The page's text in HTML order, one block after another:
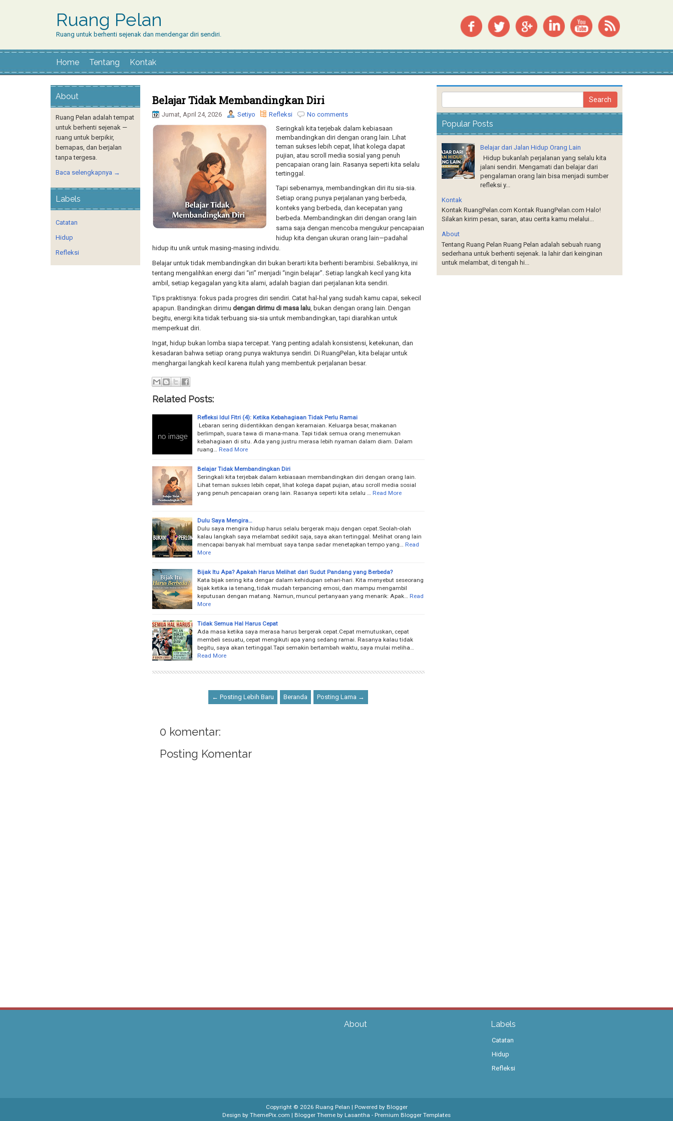
Ruang Pelan
Ruang untuk berhenti sejenak dan mendengar diri sendiri.
Home Tentang Kontak
Belajar Tidak Membandingkan Diri
Jumat, April 24, 2026 Setiyo Refleksi
No comments
Seringkali kita terjebak dalam kebiasaan
membandingkan diri dengan orang lain. Lihat
teman sukses lebih cepat, lihat kolega dapat
pujian, atau scroll media sosial yang penuh
pencapaian orang lain. Rasanya seperti kita selalu
tertinggal.
Tapi sebenarnya, membandingkan diri itu sia-sia.
Setiap orang punya perjalanan yang berbeda,
konteks yang berbeda, dan kecepatan yang
berbeda. Membandingkan diri dengan orang lain
sama saja dengan mencoba mengukur pencapaian
hidup kita dengan ukuran orang lain—padahal
hidup itu unik untuk masing-masing individu.
Belajar untuk tidak membandingkan diri bukan berarti kita berhenti berambisi. Sebaliknya, ini
tentang mengalihkan energi dari “iri” menjadi “ingin belajar”. Setiap langkah kecil yang kita
ambil, setiap kegagalan yang kita alami, adalah bagian dari perjalanan kita sendiri.
Tips praktisnya: fokus pada progres diri sendiri. Catat hal-hal yang sudah kamu capai, sekecil
apapun. Bandingkan dirimu dengan dirimu di masa lalu, bukan dengan orang lain. Dengan
begitu, energi kita tidak terbuang sia-sia untuk membandingkan, tapi diarahkan untuk
memperkuat diri.
Ingat, hidup bukan lomba siapa tercepat. Yang penting adalah konsistensi, ketekunan, dan
kesadaran bahwa setiap orang punya waktunya sendiri. Di RuangPelan, kita belajar untuk
menghargai langkah kecil karena itulah yang membentuk perjalanan besar.
Related Posts:
Refleksi Idul Fitri (4): Ketika Kebahagiaan Tidak Perlu Ramai
Lebaran sering diidentikkan dengan keramaian. Keluarga besar, makanan
berlimpah, suara tawa di mana-mana. Tapi tidak semua orang menemukan
kebahagiaan di situ. Ada yang justru merasa lebih nyaman dalam diam. Dalam
ruang…
Read More
Belajar Tidak Membandingkan Diri
Seringkali kita terjebak dalam kebiasaan membandingkan diri dengan orang lain.
Lihat teman sukses lebih cepat, lihat kolega dapat pujian, atau scroll media sosial
yang penuh pencapaian orang lain. Rasanya seperti kita selalu …
Read More
Dulu Saya Mengira…
Dulu saya mengira hidup harus selalu bergerak maju dengan cepat.Seolah-olah
kalau langkah saya melambat sedikit saja, saya akan tertinggal. Melihat orang lain
mencapai banyak hal membuat saya tanpa sadar menetapkan tempo yang…
Read
More
Bijak Itu Apa? Apakah Harus Melihat dari Sudut Pandang yang Berbeda?
Kata bijak sering kita dengar dalam kehidupan sehari-hari. Kita menyebut seseorang
bijak ketika ia tenang, tidak mudah terpancing emosi, dan mampu mengambil
keputusan dengan matang. Namun, muncul pertanyaan yang menarik: Apak…
Read
More
Tidak Semua Hal Harus Cepat
Ada masa ketika saya merasa harus bergerak cepat.Cepat memutuskan, cepat
membeli sesuatu, cepat mengikuti apa yang sedang ramai. Rasanya kalau tidak
begitu, saya akan tertinggal.Tapi semakin bertambah waktu, saya mulai meliha…
Read More
← Posting Lebih Baru Beranda Posting Lama →
0 komentar:
Posting Komentar
About
Ruang Pelan adalah tempat
untuk berhenti sejenak —
ruang untuk berpikir,
bernapas, dan berjalan
tanpa tergesa.
Baca selengkapnya →
Labels
Catatan
Hidup
Refleksi
Popular Posts
Belajar dari Jalan Hidup Orang Lain
Hidup bukanlah perjalanan yang selalu kita
jalani sendiri. Mengamati dan belajar dari
pengalaman orang lain bisa menjadi sumber
refleksi y...
Kontak
Kontak RuangPelan.com Kontak RuangPelan.com Halo!
Silakan kirim pesan, saran, atau cerita kamu melalui...
About
Tentang Ruang Pelan Ruang Pelan adalah sebuah ruang
sederhana untuk berhenti sejenak. Ia lahir dari keinginan
untuk melambat, di tengah hi...
About Labels
Catatan
Hidup
Refleksi
Copyright © 2026 Ruang Pelan | Powered by Blogger
Design by ThemePix.com | Blogger Theme by Lasantha - Premium Blogger Templates